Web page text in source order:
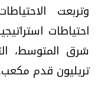
وتربعت
احتياطات
تريليون قدم مكعب.